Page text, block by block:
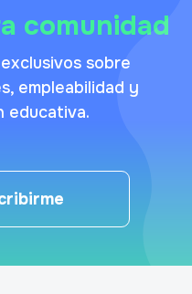
comunidad
sobre
empleabilidad y
educativa.